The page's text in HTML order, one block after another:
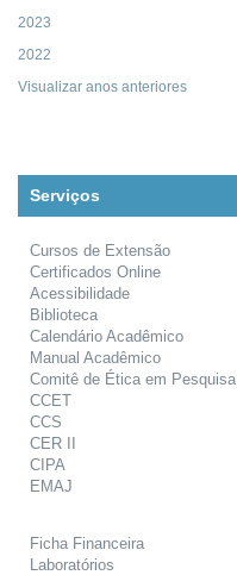
2023
2022
Visualizar anos anteriores
Serviços
Cursos de Extensão
Certificados Online
Acessibilidade
Biblioteca
Calendário Acadêmico
Manual Acadêmico
Comitê de Ética em Pesquisa
CCET
CCS
CER II
CIPA
EMAJ
Ficha Financeira
Laboratórios